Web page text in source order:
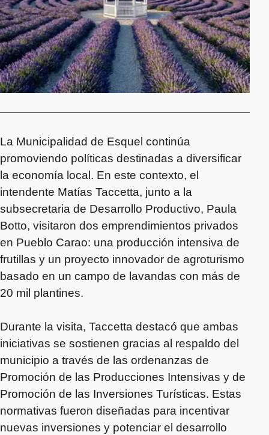
La Municipalidad de Esquel continúa
promoviendo políticas destinadas a diversificar
la economía local. En este contexto, el
intendente Matías Taccetta, junto a la
subsecretaria de Desarrollo Productivo, Paula
Botto, visitaron dos emprendimientos privados
en Pueblo Carao: una producción intensiva de
frutillas y un proyecto innovador de agroturismo
basado en un campo de lavandas con más de
20 mil plantines.
Durante la visita, Taccetta destacó que ambas
iniciativas se sostienen gracias al respaldo del
municipio a través de las ordenanzas de
Promoción de las Producciones Intensivas y de
Promoción de las Inversiones Turísticas. Estas
normativas fueron diseñadas para incentivar
nuevas inversiones y potenciar el desarrollo